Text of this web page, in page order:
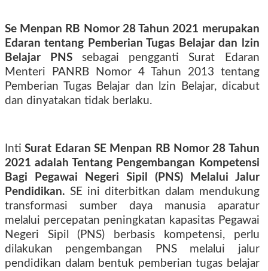
Se Menpan RB Nomor 28 Tahun 2021 merupakan
Edaran tentang Pemberian Tugas Belajar dan lzin
Belajar PNSsebagai pengganti Surat Edaran
Menteri PANRB Nomor 4 Tahun 2013 tentang
Pemberian Tugas Belajar dan lzin Belajar, dicabut
dan dinyatakan tidak berlaku.
IntiSurat Edaran SE Menpan RB Nomor 28 Tahun
2021 adalah Tentang Pengembangan Kompetensi
Bagi Pegawai Negeri Sipil (PNS) Melalui Jalur
Pendidikan. SE ini diterbitkan dalam mendukung
transformasi sumber daya manusia aparatur
melalui percepatan peningkatan kapasitas Pegawai
Negeri Sipil (PNS) berbasis kompetensi, perlu
dilakukan pengembangan PNS melalui jalur
pendidikan dalam bentuk pemberian tugas belajar